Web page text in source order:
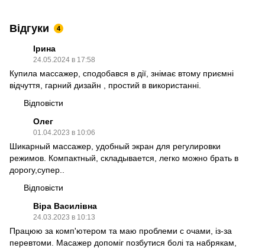
Відгуки 4
Ірина
24.05.2024 в 17:58
Купила массажер, сподобався в дії, знімає втому приємні
відчуття, гарний дизайн , простий в використанні.
Відповісти
Олег
01.04.2023 в 10:06
Шикарный массажер, удобный экран для регулировки
режимов. Компактный, складывается, легко можно брать в
дорогу,супер..
Відповісти
Віра Василівна
24.03.2023 в 10:13
Працюю за комп'ютером та маю проблеми с очами, із-за
перевтоми. Масажер допоміг позбутися болі та набрякам,